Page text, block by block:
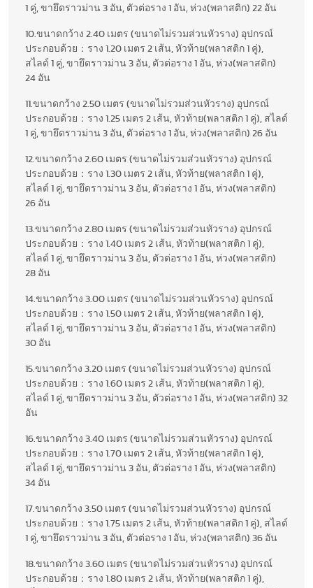
1 คู่, ขายึดราวม่าน 3 อัน, ตัวต่อราง 1 อัน, ห่วง(พลาสติก) 22 อัน
10.ขนาดกว้าง 2.40 เมตร (ขนาดไม่รวมส่วนหัวราง) อุปกรณ์
ประกอบด้วย：ราง 1.20 เมตร 2 เส้น, หัวท้าย(พลาสติก 1 คู่),
สไลด์ 1 คู่, ขายึดราวม่าน 3 อัน, ตัวต่อราง 1 อัน, ห่วง(พลาสติก)
24 อัน
11.ขนาดกว้าง 2.50 เมตร (ขนาดไม่รวมส่วนหัวราง) อุปกรณ์
ประกอบด้วย：ราง 1.25 เมตร 2 เส้น, หัวท้าย(พลาสติก 1 คู่), สไลด์
1 คู่, ขายึดราวม่าน 3 อัน, ตัวต่อราง 1 อัน, ห่วง(พลาสติก) 26 อัน
12.ขนาดกว้าง 2.60 เมตร (ขนาดไม่รวมส่วนหัวราง) อุปกรณ์
ประกอบด้วย：ราง 1.30 เมตร 2 เส้น, หัวท้าย(พลาสติก 1 คู่),
สไลด์ 1 คู่, ขายึดราวม่าน 3 อัน, ตัวต่อราง 1 อัน, ห่วง(พลาสติก)
26 อัน
13.ขนาดกว้าง 2.80 เมตร (ขนาดไม่รวมส่วนหัวราง) อุปกรณ์
ประกอบด้วย：ราง 1.40 เมตร 2 เส้น, หัวท้าย(พลาสติก 1 คู่),
สไลด์ 1 คู่, ขายึดราวม่าน 3 อัน, ตัวต่อราง 1 อัน, ห่วง(พลาสติก)
28 อัน
14.ขนาดกว้าง 3.00 เมตร (ขนาดไม่รวมส่วนหัวราง) อุปกรณ์
ประกอบด้วย：ราง 1.50 เมตร 2 เส้น, หัวท้าย(พลาสติก 1 คู่),
สไลด์ 1 คู่, ขายึดราวม่าน 3 อัน, ตัวต่อราง 1 อัน, ห่วง(พลาสติก)
30 อัน
15.ขนาดกว้าง 3.20 เมตร (ขนาดไม่รวมส่วนหัวราง) อุปกรณ์
ประกอบด้วย：ราง 1.60 เมตร 2 เส้น, หัวท้าย(พลาสติก 1 คู่),
สไลด์ 1 คู่, ขายึดราวม่าน 3 อัน, ตัวต่อราง 1 อัน, ห่วง(พลาสติก) 32
อัน
16.ขนาดกว้าง 3.40 เมตร (ขนาดไม่รวมส่วนหัวราง) อุปกรณ์
ประกอบด้วย：ราง 1.70 เมตร 2 เส้น, หัวท้าย(พลาสติก 1 คู่),
สไลด์ 1 คู่, ขายึดราวม่าน 3 อัน, ตัวต่อราง 1 อัน, ห่วง(พลาสติก)
34 อัน
17.ขนาดกว้าง 3.50 เมตร (ขนาดไม่รวมส่วนหัวราง) อุปกรณ์
ประกอบด้วย：ราง 1.75 เมตร 2 เส้น, หัวท้าย(พลาสติก 1 คู่), สไลด์
1 คู่, ขายึดราวม่าน 3 อัน, ตัวต่อราง 1 อัน, ห่วง(พลาสติก) 36 อัน
18.ขนาดกว้าง 3.60 เมตร (ขนาดไม่รวมส่วนหัวราง) อุปกรณ์
ประกอบด้วย：ราง 1.80 เมตร 2 เส้น, หัวท้าย(พลาสติก 1 คู่),